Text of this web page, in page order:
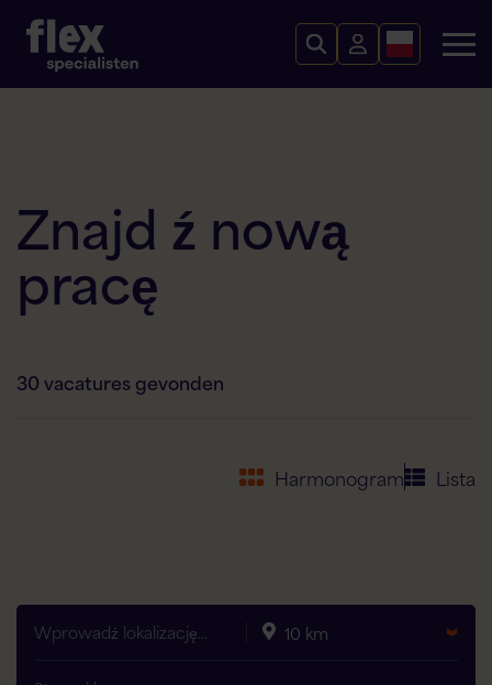
Znajd ź nową
pracę
30vacatures gevonden
Lista
Harmonogram